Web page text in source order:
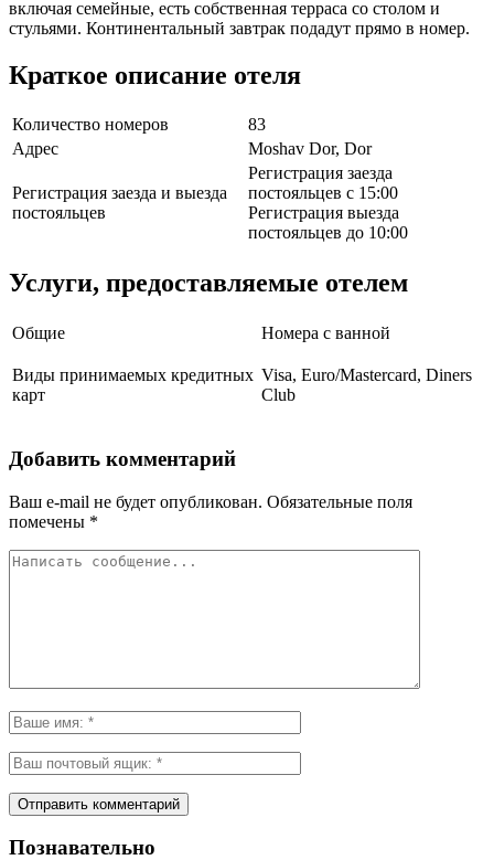
включая семейные, есть собственная терраса со столом и
стульями. Континентальный завтрак подадут прямо в номер.
Краткое описание отеля
Количество номеров
83
Адрес
Moshav Dor, Dor
Регистрация заезда и выезда
постояльцев
Регистрация заезда
постояльцев с 15:00
Регистрация выезда
постояльцев до 10:00
Услуги, предоставляемые отелем
Общие Номера с ванной
Виды принимаемых кредитных
карт
Visa, Euro/Mastercard, Diners
Club
Добавить комментарий
Ваш e-mail не будет опубликован. Обязательные поля
помечены *
Познавательно